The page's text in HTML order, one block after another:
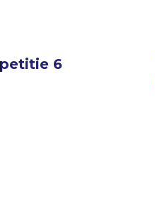
6